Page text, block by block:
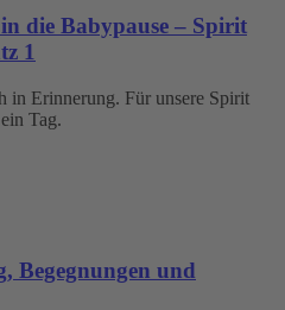
die Babypause – Spirit
1
in Erinnerung. Für unsere Spirit
Tag.
Begegnungen und